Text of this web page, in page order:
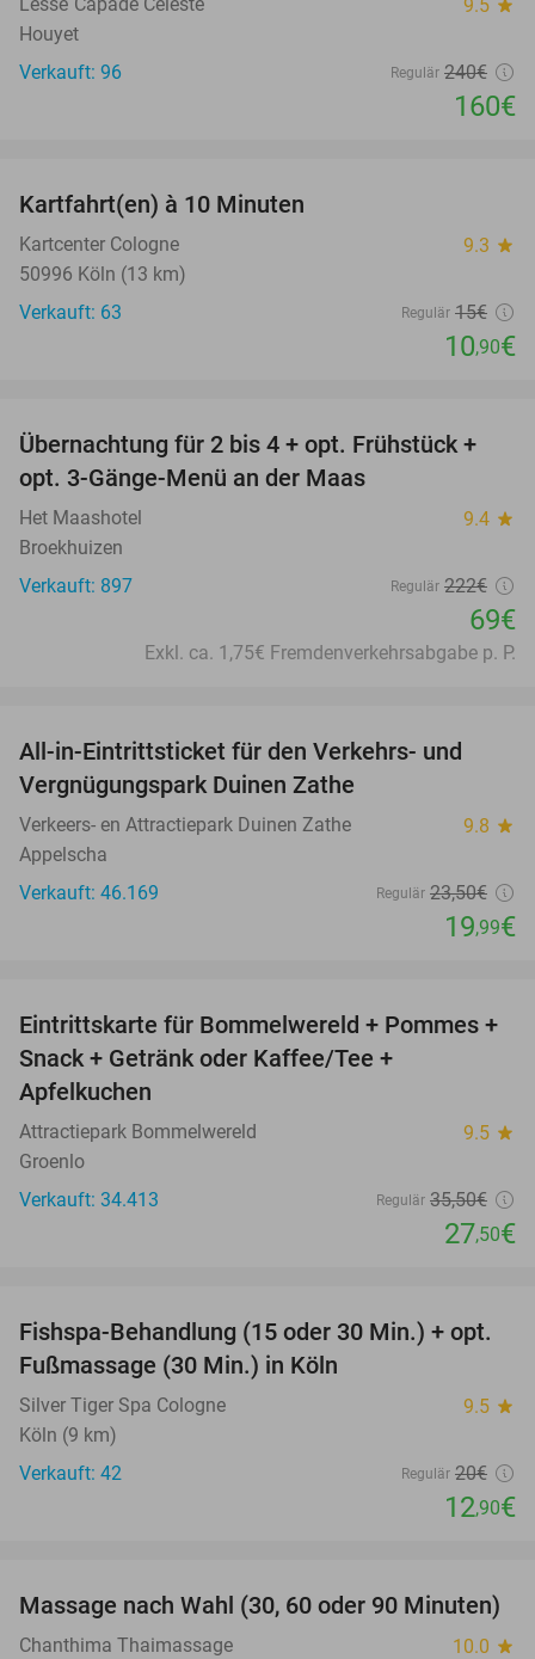
9.5 star
Houyet
Verkauft: 96
Regulär 240€
160€
Kartfahrt(en) à 10 Minuten
Kartcenter Cologne 9.3 star
50996 Köln (13 km)
Verkauft: 63
Regulär 15€
10,90€
69%
Übernachtung für 2 bis 4 + opt. Frühstück +
opt. 3-Gänge-Menü an der Maas
Het Maashotel 9.4 star
Broekhuizen
Verkauft: 897
Regulär 222€
69€
Exkl. ca. 1,75€ Fremdenverkehrsabgabe p. P.
All-in-Eintrittsticket für den Verkehrs- und
Vergnügungspark Duinen Zathe
Verkeers- en Attractiepark Duinen Zathe 9.8 star
Appelscha
Verkauft: 46.169
Regulär 23,50€
19,99€
23%
Eintrittskarte für Bommelwereld + Pommes +
Snack + Getränk oder Kaffee/Tee +
Apfelkuchen
Attractiepark Bommelwereld 9.5 star
Groenlo
Verkauft: 34.413
Regulär 35,50€
27,50€
36%
Fishspa-Behandlung (15 oder 30 Min.) + opt.
Fußmassage (30 Min.) in Köln
Silver Tiger Spa Cologne 9.5 star
Köln (9 km)
Verkauft: 42
Regulär 20€
12,90€
34%
Massage nach Wahl (30, 60 oder 90 Minuten)
Chanthima Thaimassage 10.0 star